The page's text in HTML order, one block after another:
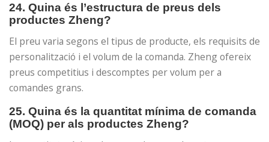
24. Quina és l’estructura de preus dels
productes Zheng?
El preu varia segons el tipus de producte, els requisits de
personalització i el volum de la comanda. Zheng ofereix
preus competitius i descomptes per volum per a
comandes grans.
25. Quina és la quantitat mínima de comanda
(MOQ) per als productes Zheng?